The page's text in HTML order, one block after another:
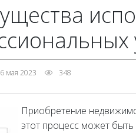
мая 2023 348
Приобретение
этот процесс может